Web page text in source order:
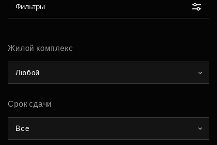
Фильтры
Жилой комплекс
Любой
Срок сдачи
Все